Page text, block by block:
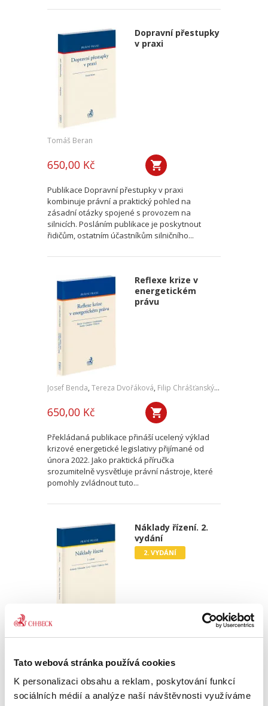
Tato webová stránka používá cookies
K personalizaci obsahu a reklam, poskytování funkcí
sociálních médií a analýze naší návštěvnosti využíváme
Dopravní přestupky
v praxi
Tomáš Beran
650,00 Kč
Publikace Dopravní přestupky v praxi
kombinuje právní a praktický pohled na
zásadní otázky spojené s provozem na
silnicích. Posláním publikace je poskytnout
řidičům, ostatním účastníkům silničního...
Reflexe krize v
energetickém
právu
Josef Benda, Tereza Dvořáková, Filip Chrášťanský,Jan Kořán
650,00 Kč
Překládaná publikace přináší ucelený výklad
krizové energetické legislativy přijímané od
února 2022. Jako praktická příručka
srozumitelně vysvětluje právní nástroje, které
pomohly zvládnout tuto...
Náklady řízení. 2.
vydání
2. VYDÁNÍ
Karel Svoboda,Miroslav Hromada,Jiří Levý,David Vláčil ,Šárka
790,00 Kč
I druhé aktualizované vydání monografie
poskytuje ucelený přehled o problematice